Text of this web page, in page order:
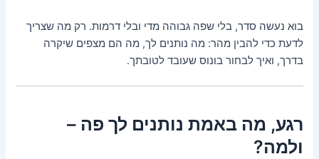
בוא נעשה סדר, בלי שפה גבוהה מדי ובלי דרמות. רק מה שצריך
לדעת כדי להבין מהר: מה נותנים לך, מה הם מצפים שיקרה
בדרך, ואיך לבחור בונוס שעובד לטובתך.
רגע, מה באמת נותנים לך פה –
ולמה?